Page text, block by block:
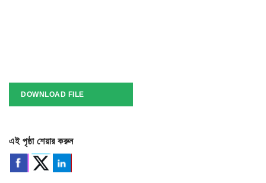
DOWNLOAD FILE
এই পৃষ্ঠা শেয়ার করুন